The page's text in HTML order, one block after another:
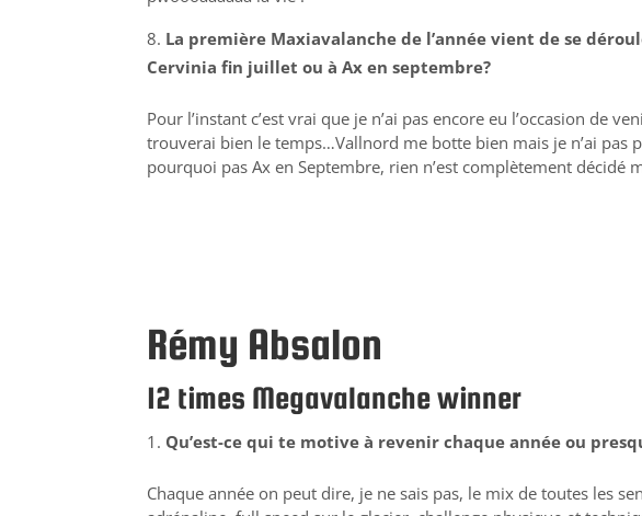
La première Maxiavalanche de l’année vient de se
Cervinia fin juillet ou à Ax en septembre?
Pour l’instant c’est vrai que je n’ai pas encore eu l’occasion de
trouverai bien le temps…Vallnord me botte bien mais je n’ai pas
pourquoi pas Ax en Septembre, rien n’est complètement décidé
Rémy Absalon
12 times Megavalanche winner
Qu’est-ce qui te motive à revenir chaque année ou
Chaque année on peut dire, je ne sais pas, le mix de toutes les